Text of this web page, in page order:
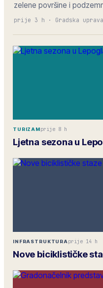
zelene površine i
prije 3 h · Gradska uprava
TURIZAMprije 8 h
Ljetna sezona u
INFRASTRUKTURA prije 14 h
Nove biciklističke